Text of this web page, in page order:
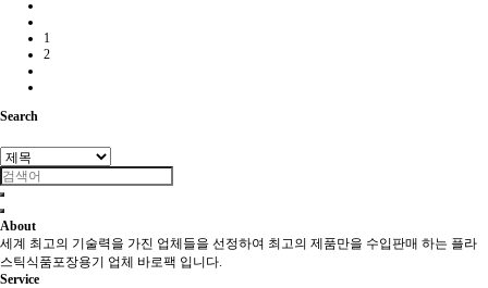
1
2
Search
About
세계 최고의 기술력을 가진 업체들을 선정하여 최고의 제품만을 수입판매 하는 플라
스틱식품포장용기 업체 바로팩 입니다.
Service